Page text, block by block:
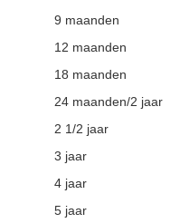
9 maanden
12 maanden
18 maanden
24 maanden/2 jaar
2 1/2 jaar
3 jaar
4 jaar
5 jaar